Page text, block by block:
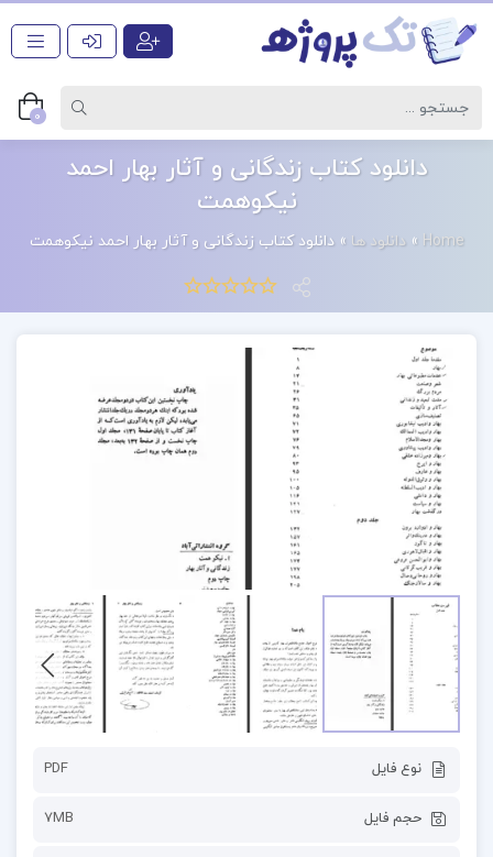
0
دانلود کتاب زندگانی و آثار بهار احمد
نیکوهمت
Home
»دانلود ها »دانلود کتاب زندگانی و آثار بهار احمد نیکوهمت
نوع فایل PDF
حجم فایل 7MB